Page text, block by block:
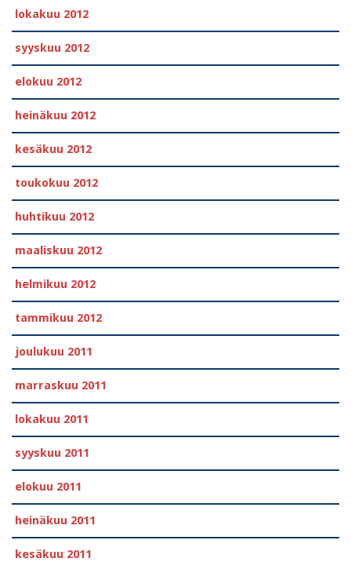
lokakuu 2012
syyskuu 2012
elokuu 2012
heinäkuu 2012
kesäkuu 2012
toukokuu 2012
huhtikuu 2012
maaliskuu 2012
helmikuu 2012
tammikuu 2012
joulukuu 2011
marraskuu 2011
lokakuu 2011
syyskuu 2011
elokuu 2011
heinäkuu 2011
kesäkuu 2011